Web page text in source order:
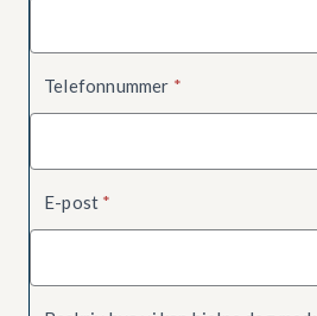
Telefonnummer *
E-post *